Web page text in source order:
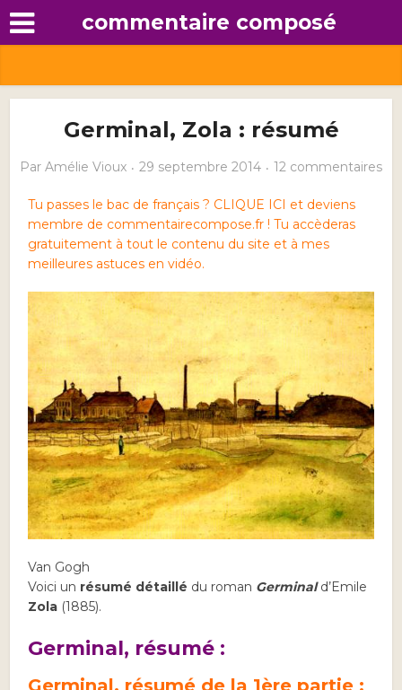
commentaire composé
Germinal, Zola : résumé
Par Amélie Vioux 29 septembre 2014 12 commentaires
Tu passes le bac de français ? CLIQUE ICI et deviens
membre de commentairecompose.fr ! Tu accèderas
gratuitement à tout le contenu du site et à mes
meilleures astuces en vidéo.
Van Gogh
Voici un résumé détaillé du roman Germinald’Emile
Zola (1885).
Germinal, résumé :
Germinal, résumé de la 1ère partie :